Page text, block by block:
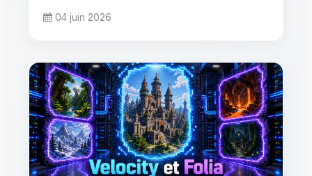
04 juin 2026